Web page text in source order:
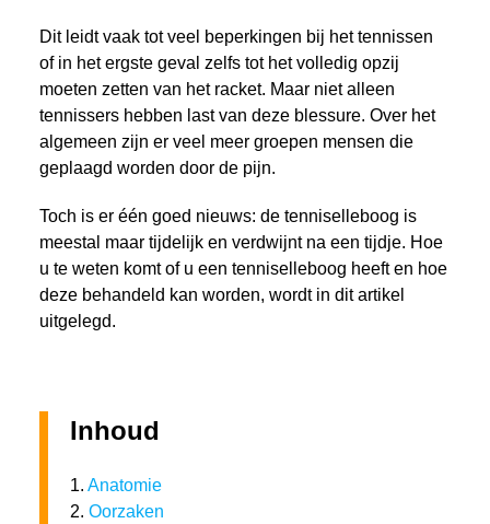
Dit leidt vaak tot veel beperkingen bij het tennissen
of in het ergste geval zelfs tot het volledig opzij
moeten zetten van het racket. Maar niet alleen
tennissers hebben last van deze blessure. Over het
algemeen zijn er veel meer groepen mensen die
geplaagd worden door de pijn.
Toch is er één goed nieuws: de tenniselleboog is
meestal maar tijdelijk en verdwijnt na een tijdje. Hoe
u te weten komt of u een tenniselleboog heeft en hoe
deze behandeld kan worden, wordt in dit artikel
uitgelegd.
Inhoud
1. Anatomie
2. Oorzaken